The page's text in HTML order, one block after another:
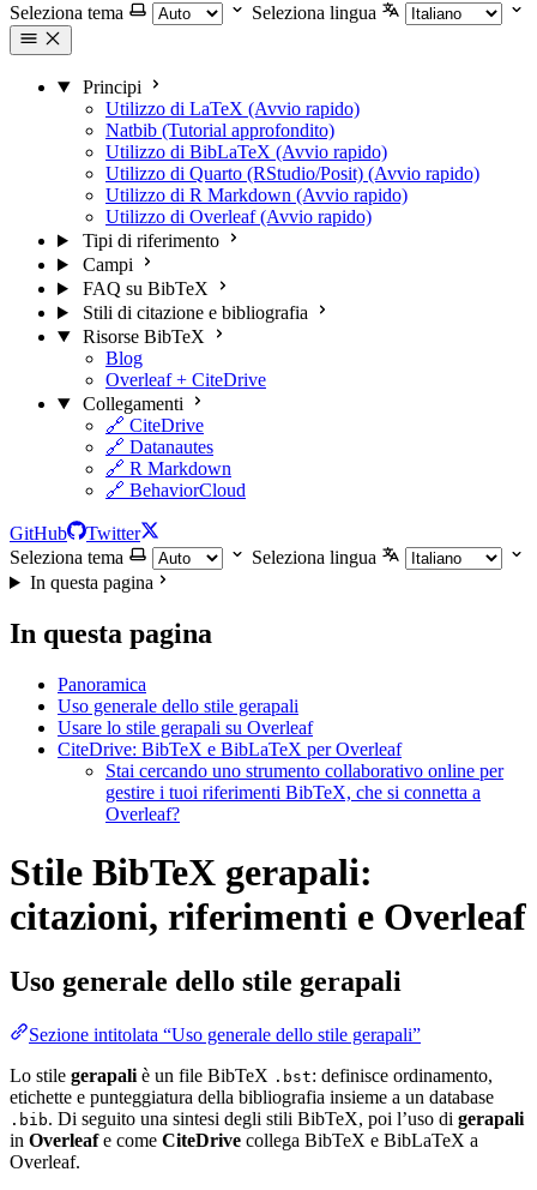
Seleziona tema
Seleziona lingua
Principi
Utilizzo di LaTeX (Avvio rapido)
Natbib (Tutorial approfondito)
Utilizzo di BibLaTeX (Avvio rapido)
Utilizzo di Quarto (RStudio/Posit) (Avvio rapido)
Utilizzo di R Markdown (Avvio rapido)
Utilizzo di Overleaf (Avvio rapido)
Tipi di riferimento
Campi
FAQ su BibTeX
Stili di citazione e bibliografia
Risorse BibTeX
Blog
Overleaf + CiteDrive
Collegamenti
🔗 CiteDrive
🔗 Datanautes
🔗 R Markdown
🔗 BehaviorCloud
GitHub
Twitter
Seleziona tema
Seleziona lingua
In questa pagina
In questa pagina
Panoramica
Uso generale dello stile gerapali
Usare lo stile gerapali su Overleaf
CiteDrive: BibTeX e BibLaTeX per Overleaf
Stai cercando uno strumento collaborativo online per
gestire i tuoi riferimenti BibTeX, che si connetta a
Overleaf?
Stile BibTeX gerapali:
citazioni, riferimenti e Overleaf
Uso generale dello stile gerapali
Sezione intitolata “Uso generale dello stile gerapali”
Lo stile gerapali è un file BibTeX .bst: definisce ordinamento,
etichette e punteggiatura della bibliografia insieme a un database
.bib. Di seguito una sintesi degli stili BibTeX, poi l’uso di gerapali
in Overleafe come CiteDrive collega BibTeX e BibLaTeX a
Overleaf.